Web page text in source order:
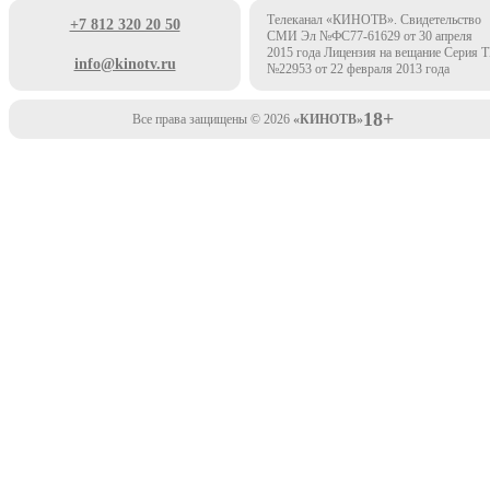
+7 812 320 20 50
info@kinotv.ru
Телеканал «КИНОТВ». Свидетельство
СМИ Эл №ФС77-61629 от 30 апреля
2015 года Лицензия на вещание Серия
№22953 от 22 февраля 2013 года
Все права защищены © 2026 «КИНОТВ»18+